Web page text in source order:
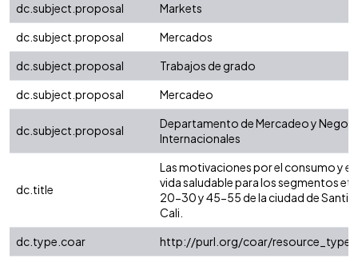
dc.subject.proposal
Markets
dc.subject.proposal
Mercados
dc.subject.proposal
Trabajos de grado
dc.subject.proposal
Mercadeo
dc.subject.proposal
Departamento de Mercadeo y
Internacionales
dc.title
Las motivaciones por el consumo y
vida saludable para los segmentos
20-30 y 45-55 de la ciudad de
Cali.
dc.type.coar
http://purl.org/coar/resource_type/